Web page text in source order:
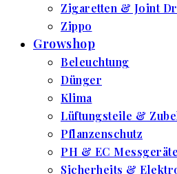
Zigaretten & Joint
Zippo
Growshop
Beleuchtung
Dünger
Klima
Lüftungsteile &
Pflanzenschutz
PH & EC Messgeräte
Sicherheits &